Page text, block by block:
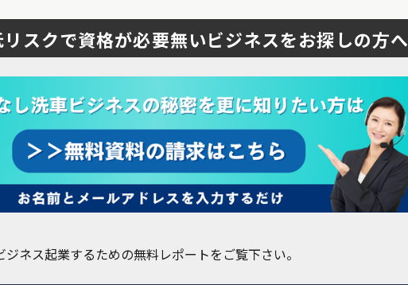
スクで資格が必要無いビジネスをお探しの方へ
ネス起業するための無料レポートをご覧下さい。